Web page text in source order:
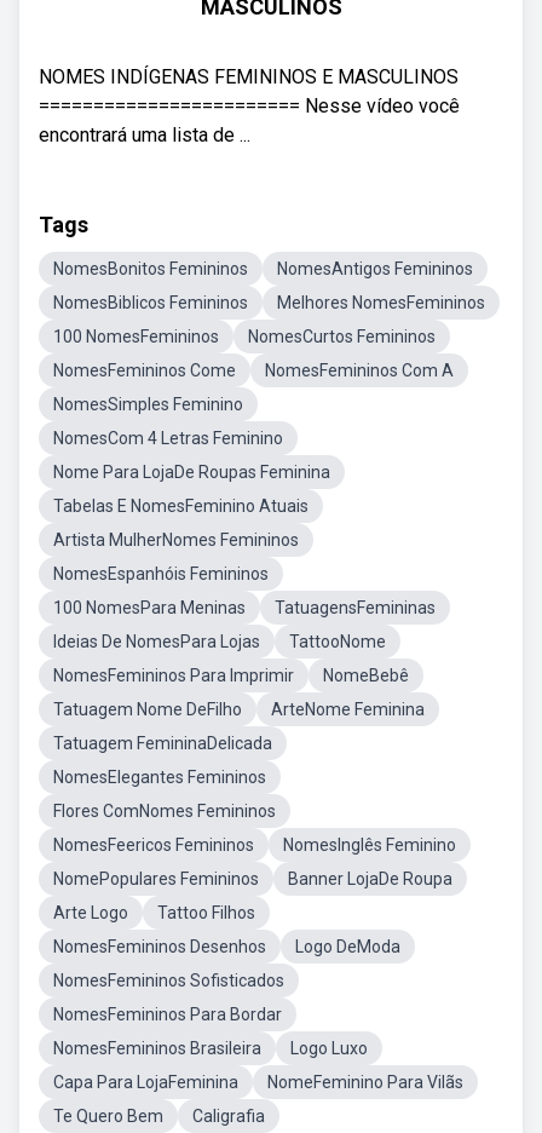
MASCULINOS
NOMES INDÍGENAS FEMININOS E MASCULINOS
======================== Nesse vídeo você
encontrará uma lista de ...
Tags
NomesBonitos Femininos
NomesAntigos Femininos
NomesBiblicos Femininos
Melhores NomesFemininos
100 NomesFemininos
NomesCurtos Femininos
NomesFemininos Come
NomesFemininos Com A
NomesSimples Feminino
NomesCom 4 Letras Feminino
Nome Para LojaDe Roupas Feminina
Tabelas E NomesFeminino Atuais
Artista MulherNomes Femininos
NomesEspanhóis Femininos
100 NomesPara Meninas
TatuagensFemininas
Ideias De NomesPara Lojas
TattooNome
NomesFemininos Para Imprimir
NomeBebê
Tatuagem Nome DeFilho
ArteNome Feminina
Tatuagem FemininaDelicada
NomesElegantes Femininos
Flores ComNomes Femininos
NomesFeericos Femininos
NomesInglês Feminino
NomePopulares Femininos
Banner LojaDe Roupa
Arte Logo
Tattoo Filhos
NomesFemininos Desenhos
Logo DeModa
NomesFemininos Sofisticados
NomesFemininos Para Bordar
NomesFemininos Brasileira
Logo Luxo
Capa Para LojaFeminina
NomeFeminino Para Vilãs
Te Quero Bem
Caligrafia